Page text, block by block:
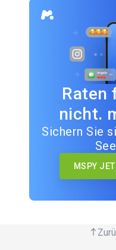
Raten
nicht.
Sichern Sie
MSPY